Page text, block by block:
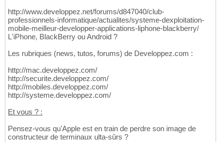
http://www.developpez.net/forums/d847040/club-
professionnels-informatique/actualites/systeme-dexploitation-
mobile-meilleur-developper-applications-liphone-blackberry/
L'iPhone, BlackBerry ou Android ?
Les rubriques (news, tutos, forums) de Developpez.com :
http://mac.developpez.com/
http://securite.developpez.com/
http://mobiles.developpez.com/
http://systeme.developpez.com/
Et vous ? :
Pensez-vous qu'Apple est en train de perdre son image de
constructeur de terminaux ulta-sûrs ?